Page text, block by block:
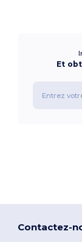
Et
Contactez-